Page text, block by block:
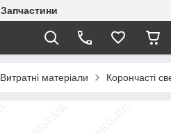
Витратні матеріали Корончасті